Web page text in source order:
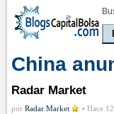
China
Radar Market
por Radar Market • Hace